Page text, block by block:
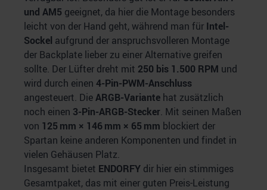
und AM5 geeignet, da hier die Montage besonders
leicht von der Hand geht, während man für Intel-
Sockel aufgrund der anspruchsvolleren Montage
der Backplate lieber zu einer Alternative greifen
sollte. Der Lüfter dreht mit 250 bis 1.500 RPM und
wird durch einen 4-Pin-PWM-Anschluss
angesteuert. DieARGB-Variante hat zusätzlich
noch einen 3-Pin-ARGB-Stecker. Mit seinen Maßen
von 125 mm × 146 mm × 65 mm blockiert der
Spartan keine anderen Komponenten und findet in
vielen Gehäusen Platz.
Insgesamt bietet ENDORFY dir hier ein stimmiges
Gesamtpaket, das mit einer guten Preis-Leistung